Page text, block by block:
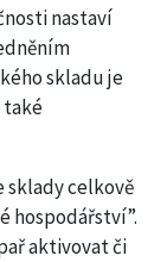
nastaví
skladu je
také
sklady celkově
hospodářství”.
aktivovat či